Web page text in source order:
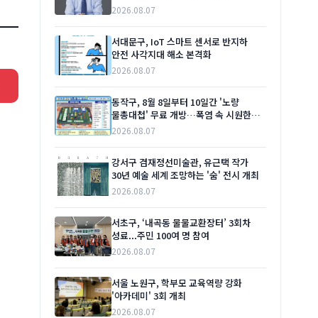
2026.08.07
서대문구, IoT 스마트 센서로 반지하
안전 사각지대 해소 본격화
2026.08.07
동작구, 8월 8일부터 10일간 '노량
물총대첩' 무료 개방…폭염 속 시원한
여름 선물
2026.08.07
강서구 겸재정선미술관, 유근택 작가
30년 예술 세계 조망하는 '숨' 전시 개최
2026.08.07
서초구, ‘내곡동 물물교환장터’ 3회차
성료...주민 100여 명 참여
2026.08.07
서울 노원구, 학부모 교육역량 강화
'아카데미' 3회 개최
2026.08.07